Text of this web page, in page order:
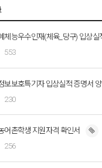
능우수인재(체육_당구) 입상실적
553
보보호특기자 입상실적 증명서
230
어촌학생 지원자격 확인서
256